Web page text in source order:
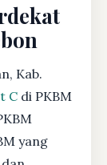
Kab.
C di PKBM
yang